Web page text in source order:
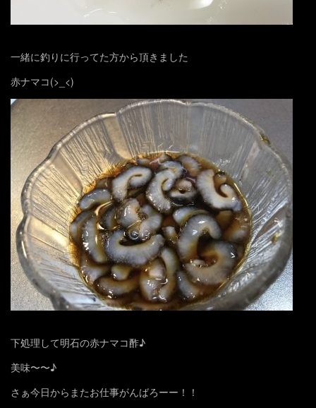
一緒に釣りに行ってた方から頂きました
赤ナマコ(>_<)
下処理して明石の赤ナマコ酢♪
美味〜〜♪
さぁ今日からまたお仕事がんばろーー！！